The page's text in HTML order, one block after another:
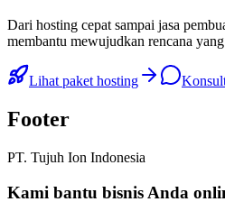
Dari hosting cepat sampai jasa
membantu mewujudkan rencana
Lihat paket hosting
Footer
PT. Tujuh Ion Indonesia
Kami bantu bisnis Anda